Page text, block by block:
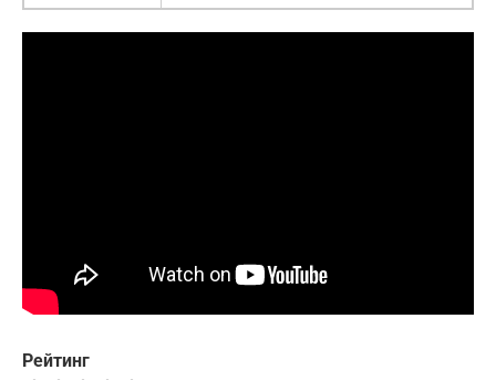
Рейтинг